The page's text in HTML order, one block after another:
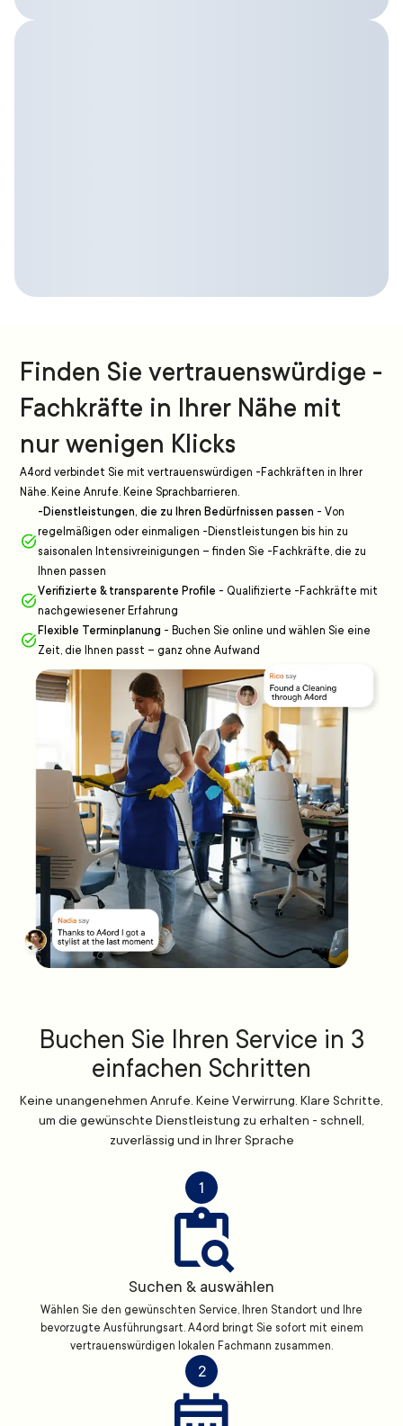
Finden Sie vertrauenswürdige -
Fachkräfte in Ihrer Nähe mit
nur wenigen Klicks
A4ord verbindet Sie mit vertrauenswürdigen -Fachkräften in Ihrer
Nähe. Keine Anrufe. Keine Sprachbarrieren.
-Dienstleistungen, die zu Ihren Bedürfnissen passen - Von
regelmäßigen oder einmaligen -Dienstleistungen bis hin zu
saisonalen Intensivreinigungen – finden Sie -Fachkräfte, die zu
Ihnen passen
Verifizierte & transparente Profile - Qualifizierte -Fachkräfte mit
nachgewiesener Erfahrung
Flexible Terminplanung - Buchen Sie online und wählen Sie eine
Zeit, die Ihnen passt – ganz ohne Aufwand
Buchen Sie Ihren Service in 3
einfachen Schritten
Keine unangenehmen Anrufe. Keine Verwirrung. Klare Schritte,
um die gewünschte Dienstleistung zu erhalten - schnell,
zuverlässig und in Ihrer Sprache
1
Suchen & auswählen
Wählen Sie den gewünschten Service, Ihren Standort und Ihre
bevorzugte Ausführungsart. A4ord bringt Sie sofort mit einem
vertrauenswürdigen lokalen Fachmann zusammen.
2